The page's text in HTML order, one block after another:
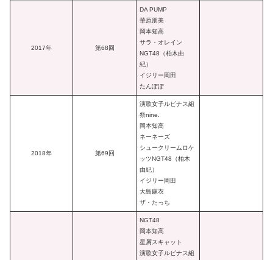
2017年 第68回
DA PUMP
華原朋美
岡本知高
サラ・オレイン
NGT48（柏木由
紀）
イジリー岡田
たんぽぽ
2018年 第69回
演歌女子ルピナス組
祭nine.
岡本知高
ネーネーズ
シュークリームロケ
ッツNGT48（柏木
由紀）
イジリー岡田
大島麻衣
ザ・たっち
NGT48
岡本知高
星屑スキャット
演歌女子ルピナス組